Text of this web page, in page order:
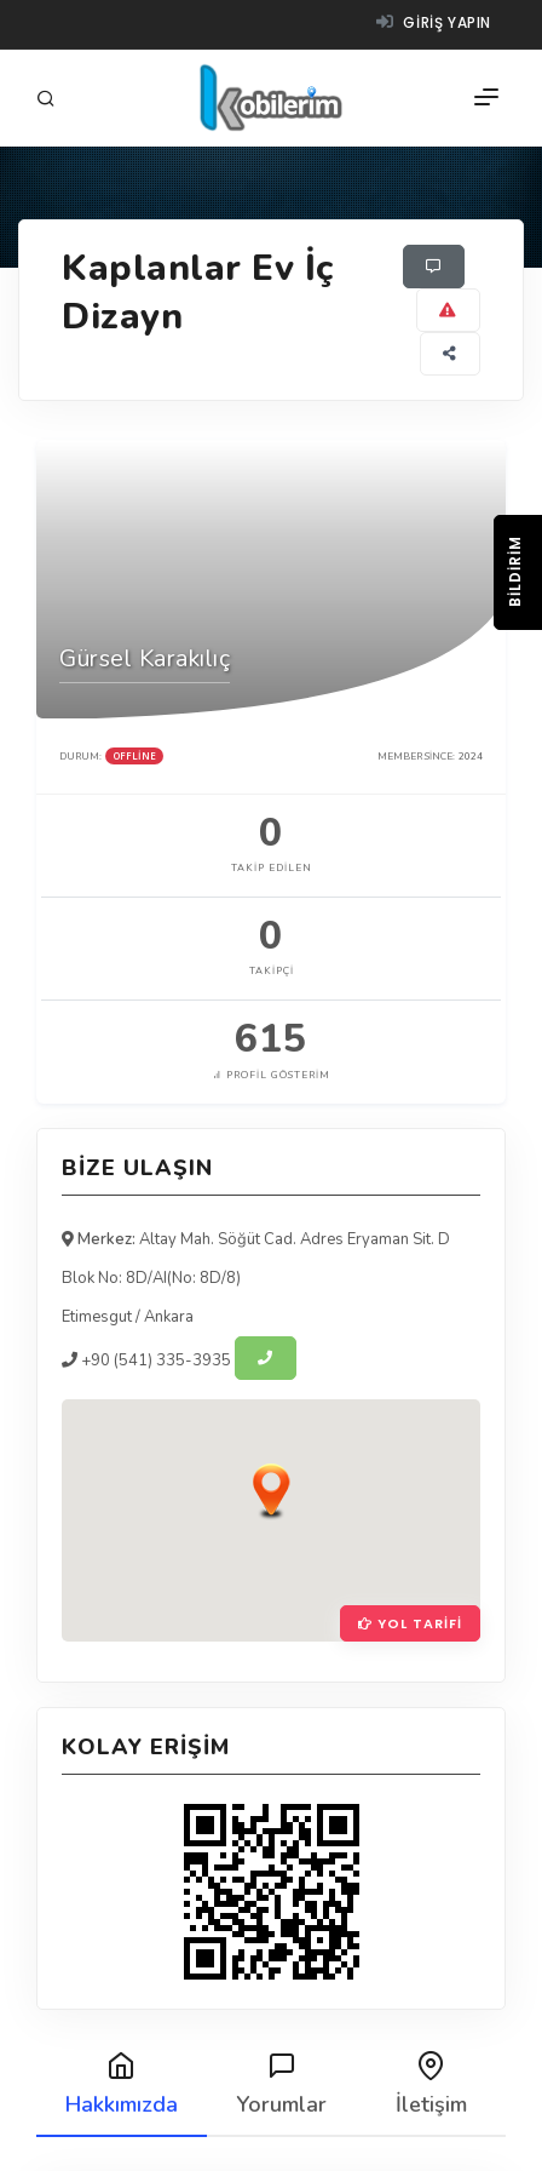
GIRIŞ YAPIN
ÜRÜNLER
NASIL ÇALIŞIR?
Kaplanlar Ev İç
Dizayn
Gürsel Karakılıç
DURUM: OFFLINE MEMBER SINCE: 2024
0
TAKIP EDILEN
0
TAKIPÇI
615
PROFIL GÖSTERIM
BIZE ULAŞIN
Merkez: Altay Mah. Söğüt Cad. Adres Eryaman Sit. D
Blok No: 8D/AI(No: 8D/8)
Etimesgut/Ankara
+90 (541) 335-3935
YOL TARIFI
KOLAY ERIŞIM
Hakkımızda Yorumlar İletişim
BILDIRIM